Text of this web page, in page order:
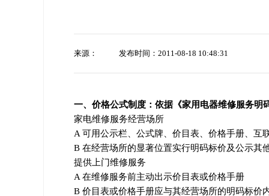
来源： 发布时间：2011-08-18 10:48:31
一、价格公式制度：依据《家用电器维修服务明
家电维修服务经营场所
A 可用公示栏、公式牌、价目表、价格手册、互
B 在经营场所的显著位置实行明码标价及公示其
提供上门维修服务
A 在维修服务前主动出示价目表或价格手册
B 价目表或价格手册应与其经营场所的明码标价